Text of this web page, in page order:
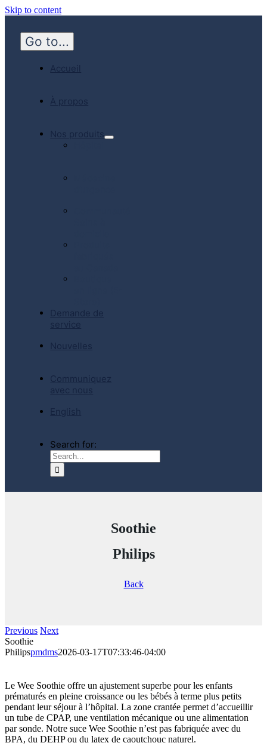
Skip to content
Go to...
Accueil
À propos
Nos produits
Demande de
service
Nouvelles
Communiquez
avec nous
English
Search for:
Soothie
Philips
Back
Previous Next
Soothie
Philipspmdms2026-03-17T07:33:46-04:00
Le Wee Soothie offre un ajustement superbe pour les enfants
prématurés en pleine croissance ou les bébés à terme plus petits
pendant leur séjour à l’hôpital. La zone crantée permet d’accueillir
un tube de CPAP, une ventilation mécanique ou une alimentation
par sonde. Notre suce Wee Soothie n’est pas fabriquée avec du
BPA, du DEHP ou du latex de caoutchouc naturel.